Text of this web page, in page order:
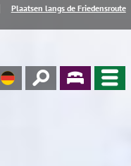
Plaatsen langs de Friedensroute